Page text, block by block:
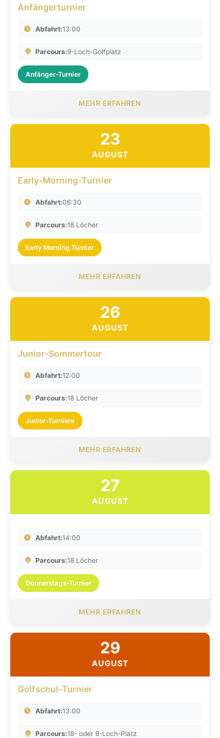
Anfängerturnier
Abfahrt:13:00
Parcours:9-Loch-Golfplatz
Anfänger-Turnier
MEHR ERFAHREN
23
AUGUST
Early-Morning-Turnier
Abfahrt:06:30
Parcours:18 Löcher
Early Morning Turnier
MEHR ERFAHREN
26
AUGUST
Junior-Sommertour
Abfahrt:12:00
Parcours:18 Löcher
Junior-Turniere
MEHR ERFAHREN
27
AUGUST
Abfahrt:14:00
Parcours:18 Löcher
Donnerstags-Turnier
MEHR ERFAHREN
29
AUGUST
Golfschul-Turnier
Abfahrt:13:00
Parcours:18- oder 9-Loch-Platz